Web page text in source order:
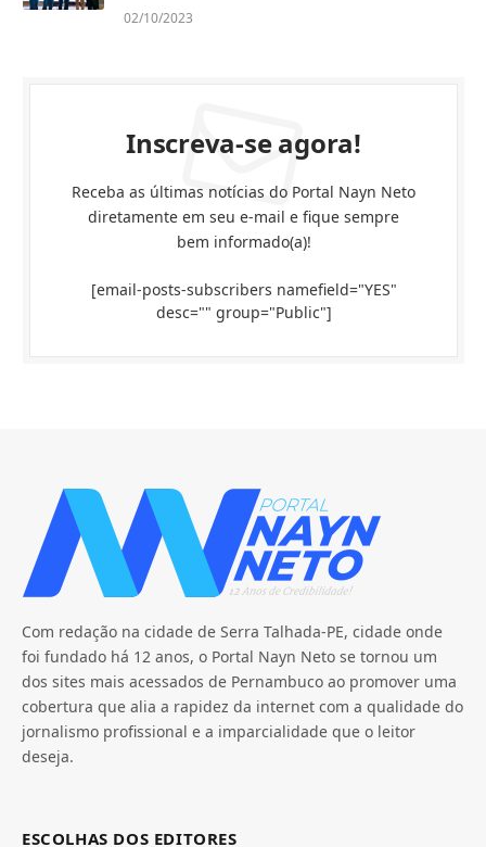
02/10/2023
Inscreva-se agora!
Receba as últimas notícias do Portal Nayn Neto
diretamente em seu e-mail e fique sempre
bem informado(a)!
[email-posts-subscribers namefield="YES"
desc="" group="Public"]
Com redação na cidade de Serra Talhada-PE, cidade onde
foi fundado há 12 anos, o Portal Nayn Neto se tornou um
dos sites mais acessados de Pernambuco ao promover uma
cobertura que alia a rapidez da internet com a qualidade do
jornalismo profissional e a imparcialidade que o leitor
deseja.
ESCOLHAS DOS EDITORES